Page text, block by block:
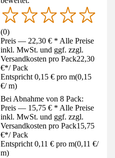
(0)
Preis — 22,30 € * Alle Preise
inkl. MwSt. und ggf. zzgl.
Versandkosten pro Pack22,30
€*/ Pack
Entspricht 0,15 € pro m(0,15
€/ m)
Bei Abnahme von 8 Pack:
Preis — 15,75 € * Alle Preise
inkl. MwSt. und ggf. zzgl.
Versandkosten pro Pack15,75
€*/ Pack
Entspricht 0,11 € pro m(0,11 €/
m)